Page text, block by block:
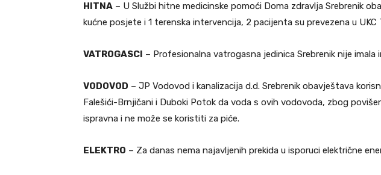
HITNA – U Službi hitne medicinske pomoći Doma zdravlja Srebrenik
kućne posjete i 1 terenska intervencija, 2 pacijenta su prevezena u UKC
VATROGASCI – Profesionalna vatrogasna jedinica Srebrenik nije imala
VODOVOD – JP Vodovod i kanalizacija d.d. Srebrenik obavještava
Falešići-Brnjičani i Duboki Potok da voda s ovih vodovoda, zbog
ispravna i ne može se koristiti za piće.
ELEKTRO – Za danas nema najavljenih prekida u isporuci električne